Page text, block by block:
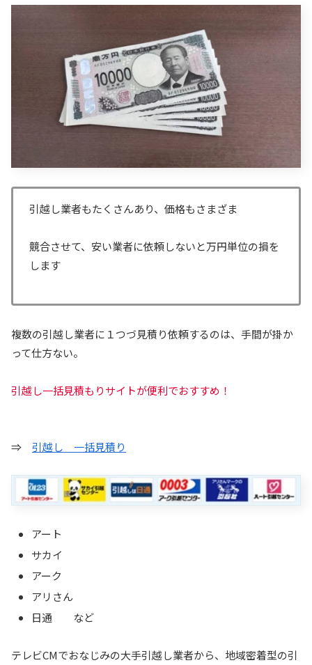
引越し業者もたくさんあり、価格もさまざま
競合させて、安い業者に依頼しないと万円単位の損を
します
複数の引越し業者に１つづ見積り依頼するのは、手間が掛か
って仕方ない。
引越し一括見積もりサイトが便利でおすすめ！
⇒ 引越し 一括見積り
アート
サカイ
アーク
アリさん
日通 など
テレビCMでおなじみの大手引越し業者から、地域密着型の引